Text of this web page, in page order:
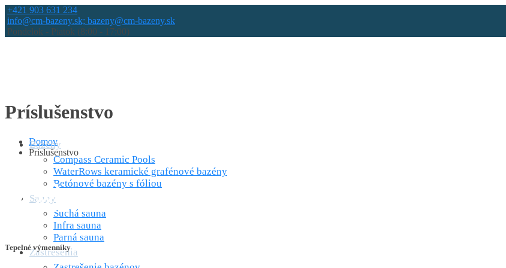
+421 903 631 234
info@cm-bazeny.sk; bazeny@cm-bazeny.sk
Pondelok - Piatok (8:00 - 17:00)
Bazény
Compass Ceramic Pools
WaterRows keramické grafénové bazény
Betónové bazény s fóliou
Sauny
Suchá sauna
Infra sauna
Parná sauna
Zastrešenia
Príslušenstvo
Domov
Príslušenstvo
Tepelné výmenníky